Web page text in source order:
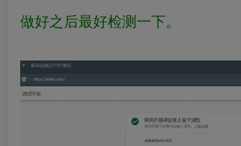
做好之后最好检测一下。